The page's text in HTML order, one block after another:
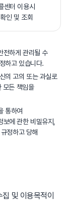
센터 이용시
인 및 조회
전하게 관리될 수
하고 있습니다.
의 고의 또는 과실로
모든 책임을
통하여
에 관한 비밀유지,
정하고 당해
및 이용목적이